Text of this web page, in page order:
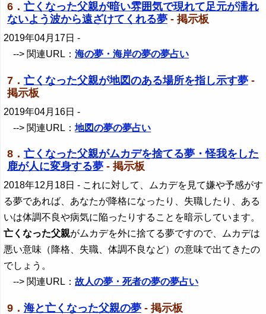
6． 亡くなった父親が暗い雰囲気で現れて足元が濡れ
ないよう波から遠ざけてくれる夢- 掲示板
2019年04月17日 -
--> 関連URL：海の夢・海岸の夢の夢占い
7． 亡くなった父親が地図のある場所を指し示す夢-
掲示板
2019年04月16日 -
--> 関連URL：地図の夢の夢占い
8． 亡くなった父親がムカデを捨てる夢・怪我をした
鹿が人に変身する夢- 掲示板
2018年12月18日 - これに対して、ムカデを見て嫌や予感がす
る夢であれば、あなたが降格になったり、失職したり、ある
いは体調不良や病気に陥ったりすることを暗示しています。
亡くなった父親がムカデを外に捨てる夢ですので、ムカデは
悪い意味（降格、失職、体調不良など）の意味で出てきたの
でしょう。
--> 関連URL：故人の夢・死者の夢の夢占い
9． 海と亡くなった父親の夢- 掲示板